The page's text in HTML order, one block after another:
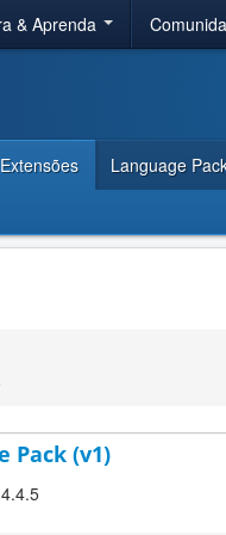
& Aprenda
Extensões Language
Pack (v1)